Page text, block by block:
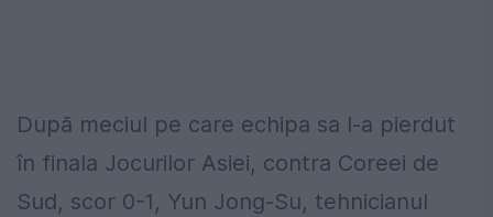
După meciul pe care echipa sa l-a pierdut
în finala Jocurilor Asiei, contra Coreei de
Sud, scor 0-1, Yun Jong-Su, tehnicianul